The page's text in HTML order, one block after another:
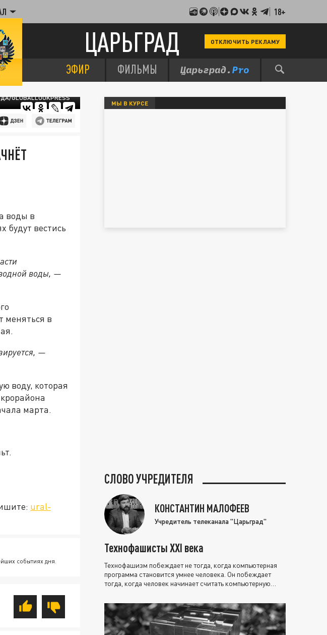
18+
ЦАРЬГРАД ОТКЛЮЧИТЬ РЕКЛАМУ
ЭФИР ФИЛЬМЫ
GLOBALLOOKPRESS
воды в
будут вестись
воды, —
меняться в
—
воду, которая
марта.
ural-
событиях дня.
МЫ В КУРСЕ
СЛОВО УЧРЕДИТЕЛЯ
КОНСТАНТИН МАЛОФЕЕВ
Учредитель телеканала "Царьград"
Технофашисты XXI века
Технофашизм побеждает не тогда, когда компьютерная
программа становится умнее человека. Он побеждает
тогда, когда человек начинает считать компьютерную